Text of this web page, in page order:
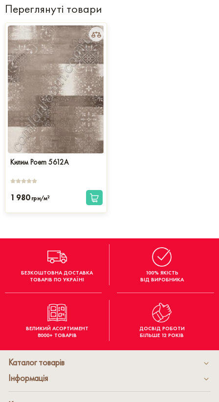
Переглянуті товари
Килим Poem 5612A
1 980 грн/м2
БЕЗКОШТОВНА ДОСТАВКА
ТОВАРІВ ПО УКРАЇНІ
100% ЯКІСТЬ
ВІД ВИРОБНИКА
ВЕЛИКИЙ АСОРТИМЕНТ
8000+ ТОВАРІВ
ДОСВІД РОБОТИ
БІЛЬШЕ 12 РОКІВ
Каталог товарів
Інформація